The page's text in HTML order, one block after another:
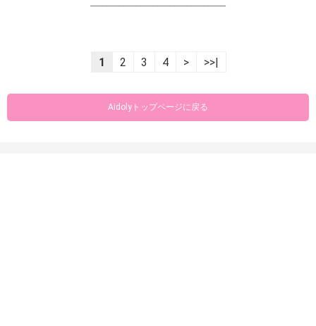
----------------------------------------------------------------
1 2 3 4 > >>|
Aidolyトップページに戻る